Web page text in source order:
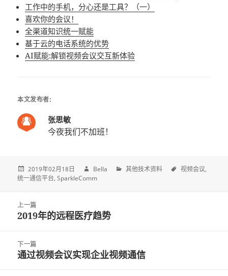
工作中的手机，分心还是工具？（一）
喜欢你的会议！
全渠道知识统一赋能
基于云的电话系统的优势
AI赋能:解锁视频会议交互新体验
本文发布者:
张思敏
今夜我们不加班！
2019年02月18日 Bella 其他技术资料
视频会议
统一通信平台 SparkleComm
navigation
上一篇
上
篇
文
2019年的远程医疗趋势
下一篇
下
通过视频会议实现企业视频通信